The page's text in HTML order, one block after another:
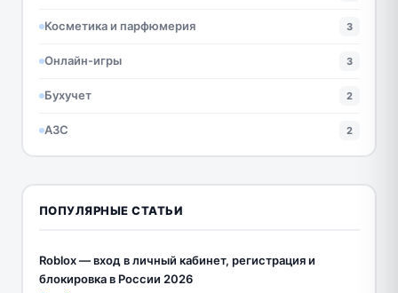
Косметика и парфюмерия 3
Онлайн-игры 3
Бухучет 2
АЗС 2
ПОПУЛЯРНЫЕ СТАТЬИ
Roblox — вход в личный кабинет, регистрация и
блокировка в России 2026